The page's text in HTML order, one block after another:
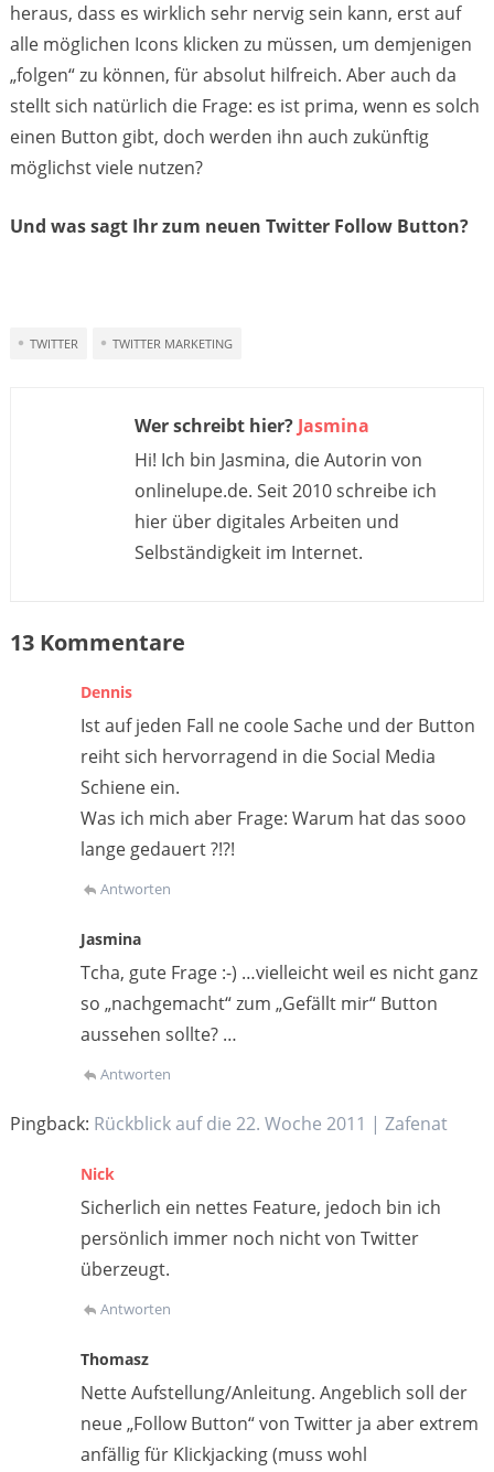
heraus, dass es wirklich sehr nervig sein kann, erst auf
alle möglichen Icons klicken zu müssen, um demjenigen
„folgen“ zu können, für absolut hilfreich. Aber auch da
stellt sich natürlich die Frage: es ist prima, wenn es solch
einen Button gibt, doch werden ihn auch zukünftig
möglichst viele nutzen?
Und was sagt Ihr zum neuen Twitter Follow Button?
TWITTER TWITTER MARKETING
Wer schreibt hier? Jasmina
Hi! Ich bin Jasmina, die Autorin von
onlinelupe.de. Seit 2010 schreibe ich
hier über digitales Arbeiten und
Selbständigkeit im Internet.
13 Kommentare
Dennis
Ist auf jeden Fall ne coole Sache und der Button
reiht sich hervorragend in die Social Media
Schiene ein.
Was ich mich aber Frage: Warum hat das sooo
lange gedauert ?!?!
Antworten
Jasmina
Tcha, gute Frage :-) …vielleicht weil es nicht ganz
so „nachgemacht“ zum „Gefällt mir“ Button
aussehen sollte? …
Antworten
Pingback: Rückblick auf die 22. Woche 2011 | Zafenat
Nick
Sicherlich ein nettes Feature, jedoch bin ich
persönlich immer noch nicht von Twitter
überzeugt.
Antworten
Thomasz
Nette Aufstellung/Anleitung. Angeblich soll der
neue „Follow Button“ von Twitter ja aber extrem
anfällig für Klickjacking (muss wohl